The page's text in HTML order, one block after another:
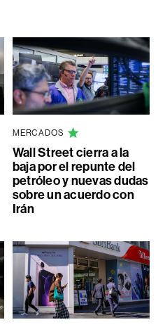
MERCADOS
Wall Street cierra a la
baja por el repunte del
petróleo y nuevas dudas
sobre un acuerdo con
Irán